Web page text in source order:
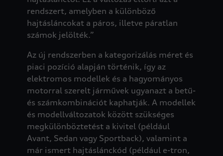
rendszert, amelyben a különböző
hajtásláncokat a páros, illetve páratlan
számok jelölték.”
Az új rendszerben a kategorizálás méret és
piaci pozíció alapján történik, így az
elektromos modellek és a hagyományos
motorral szerelt járművek ugyanazt a betű-
és számkombinációt kaphatják. A modellek
és modellváltozatok között szükséges
megkülönböztetést a kivitel (például
Avant, Sedan vagy Sportback), valamint a
már ismert hajtáslánckód (például e-tron,